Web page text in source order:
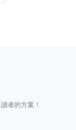
者的方案！